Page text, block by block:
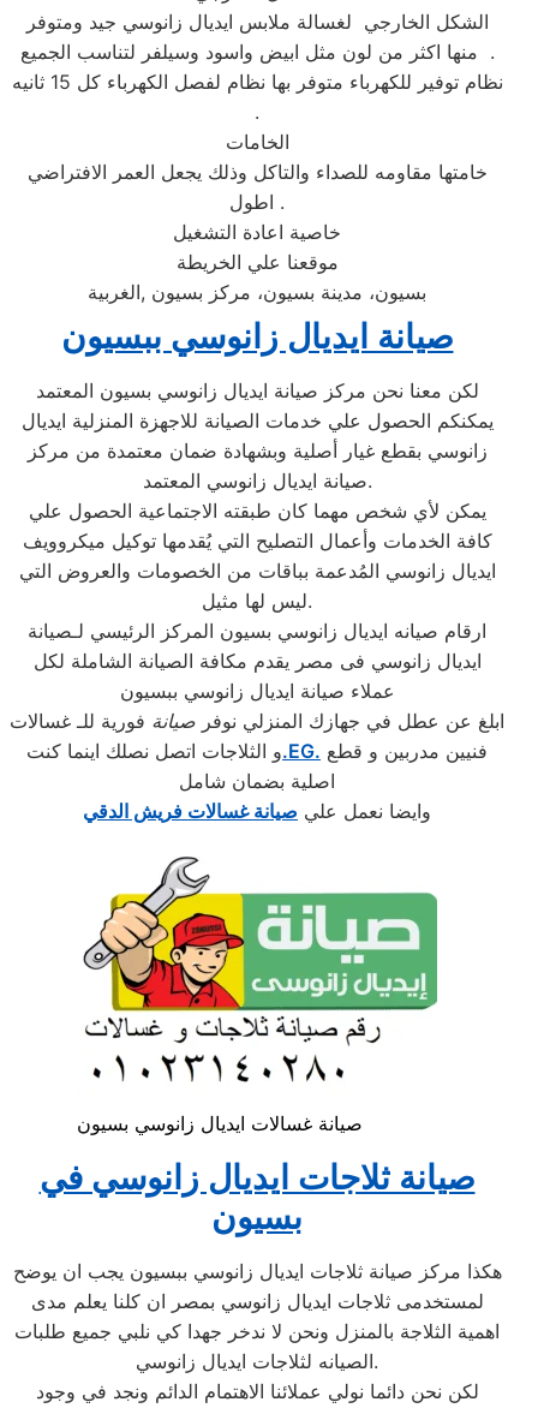
الشكل الخارجي لغسالة ملابس ايديال زانوسي جيد ومتوفر
منها اكثر من لون مثل ابيض واسود وسيلفر لتناسب الجميع .
نظام توفير للكهرباء متوفر بها نظام لفصل الكهرباء كل 15 ثانيه
.
الخامات
خامتها مقاومه للصداء والتاكل وذلك يجعل العمر الافتراضي
اطول .
خاصية اعادة التشغيل
موقعنا علي الخريطة
بسيون، مدينة بسيون، مركز بسيون ,الغربية
صيانة ايديال زانوسي ببسيون
لكن معنا نحن مركز صيانة ايديال زانوسي بسيون المعتمد
يمكنكم الحصول علي خدمات الصيانة للاجهزة المنزلية ايديال
زانوسي بقطع غيار أصلية وبشهادة ضمان معتمدة من مركز
صيانة ايديال زانوسي المعتمد.
يمكن لأي شخص مهما كان طبقته الاجتماعية الحصول علي
كافة الخدمات وأعمال التصليح التي يُقدمها توكيل ميكروويف
ايديال زانوسي المُدعمة بباقات من الخصومات والعروض التي
ليس لها مثيل.
ارقام صيانه ايديال زانوسي بسيون المركز الرئيسي لـصيانة
ايديال زانوسي فى مصر يقدم مكافة الصيانة الشاملة لكل
عملاء صيانة ايديال زانوسي ببسيون
ابلغ عن عطل في جهازك المنزلي نوفر صيانة فورية للـ غسالات
و الثلاجات اتصل نصلك اينما كنت.EG.
اصلية بضمان شامل
وايضا نعمل علي صيانة غسالات فريش الدقي
صيانة غسالات ايديال زانوسي بسيون
صيانة ثلاجات ايديال زانوسي في
بسيون
هكذا مركز صيانة ثلاجات ايديال زانوسي ببسيون يجب ان يوضح
لمستخدمى ثلاجات ايديال زانوسي بمصر ان كلنا يعلم مدى
اهمية الثلاجة بالمنزل ونحن لا ندخر جهدا كي نلبي جميع طلبات
الصيانه لثلاجات ايديال زانوسي.
لكن نحن دائما نولي عملائنا الاهتمام الدائم ونجد في وجود